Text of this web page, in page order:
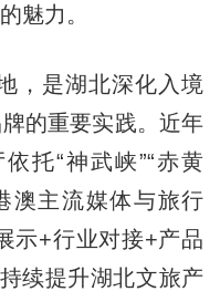
魅力。
是湖北深化入境
的重要实践。近年
托“神武峡”“赤黄
澳主流媒体与旅行
示+行业对接+产品
续提升湖北文旅产